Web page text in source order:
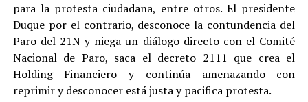
para la protesta ciudadana, entre otros. El presidente
Duque por el contrario, desconoce la contundencia del
Paro del 21N y niega un diálogo directo con el Comité
Nacional de Paro, saca el decreto 2111 que crea el
Holding Financiero y continúa amenazando con
reprimir y desconocer está justa y pacifica protesta.